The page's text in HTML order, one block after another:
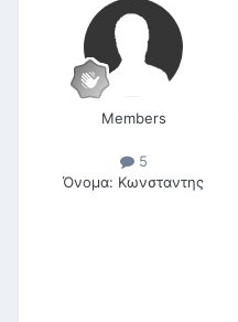
Members
5
Όνομα: Κωνσταντης